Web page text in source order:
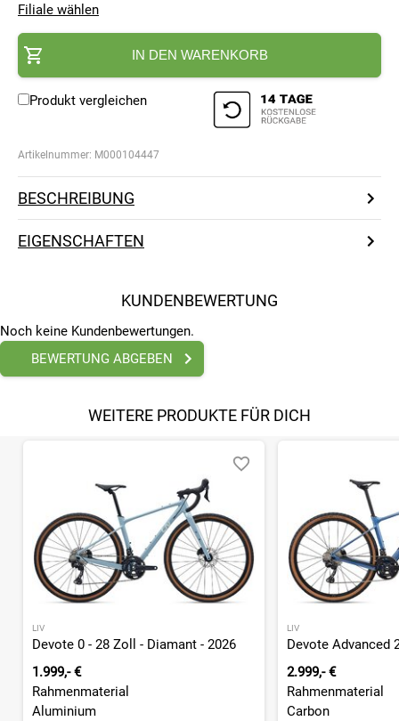
Filiale wählen
IN DEN WARENKORB
Produkt vergleichen
Artikelnummer: M000104447
BESCHREIBUNG
EIGENSCHAFTEN
KUNDENBEWERTUNG
Noch keine Kundenbewertungen.
BEWERTUNG ABGEBEN
WEITERE PRODUKTE FÜR DICH
LIV
Devote 0 - 28 Zoll - Diamant - 2026
1.999,- €
Rahmenmaterial
Aluminium
LIV
2.999,- €
Rahmenmaterial
Carbon